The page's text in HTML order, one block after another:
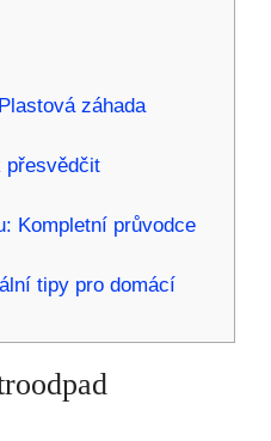
záhada
přesvědčit
Kompletní průvodce
tipy pro domácí